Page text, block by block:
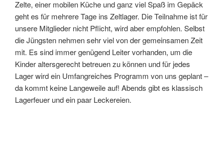
Zelte, einer mobilen Küche und ganz viel Spaß im Gepäck
geht es für mehrere Tage ins Zeltlager. Die Teilnahme ist für
unsere Mitglieder nicht Pflicht, wird aber empfohlen. Selbst
die Jüngsten nehmen sehr viel von der gemeinsamen Zeit
mit. Es sind immer genügend Leiter vorhanden, um die
Kinder altersgerecht betreuen zu können und für jedes
Lager wird ein Umfangreiches Programm von uns geplant –
da kommt keine Langeweile auf! Abends gibt es klassisch
Lagerfeuer und ein paar Leckereien.